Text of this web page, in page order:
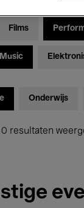
Films
Onderwijs
0 resultaten